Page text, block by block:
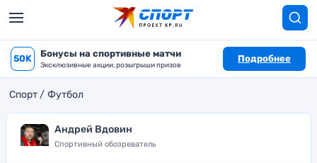
50K Бонусы на спортивные матчи
Эксклюзивные акции, розыгрыши призов
Подробнее
Спорт Футбол
Андрей Вдовин
Спортивный обозреватель